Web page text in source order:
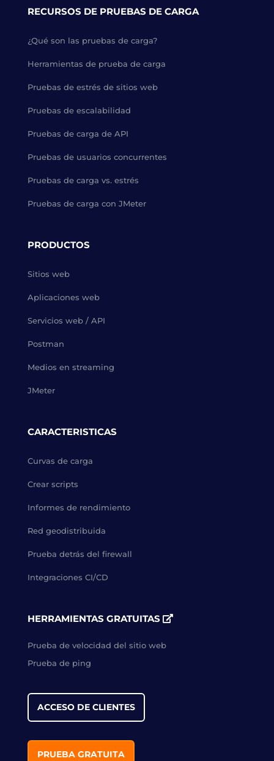
RECURSOS DE PRUEBAS DE CARGA
¿Qué son las pruebas de carga?
Herramientas de prueba de carga
Pruebas de estrés de sitios web
Pruebas de escalabilidad
Pruebas de carga de API
Pruebas de usuarios concurrentes
Pruebas de carga vs. estrés
Pruebas de carga con JMeter
PRODUCTOS
Sitios web
Aplicaciones web
Servicios web / API
Postman
Medios en streaming
JMeter
CARACTERISTICAS
Curvas de carga
Crear scripts
Informes de rendimiento
Red geodistribuida
Prueba detrás del firewall
Integraciones CI/CD
HERRAMIENTAS GRATUITAS
Prueba de velocidad del sitio web
Prueba de ping
ACCESO DE CLIENTES
PRUEBA GRATUITA